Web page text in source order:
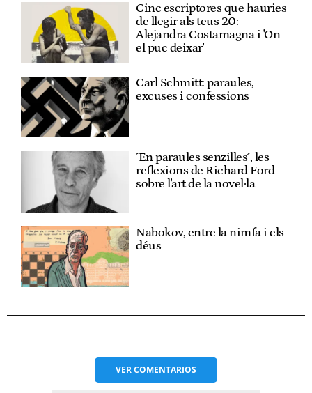
Cinc escriptores que hauries
de llegir als teus 20:
Alejandra Costamagna i 'On
el puc deixar'
Carl Schmitt: paraules,
excuses i confessions
´En paraules senzilles´, les
reflexions de Richard Ford
sobre l'art de la novel·la
Nabokov, entre la nimfa i els
déus
VERCOMENTARIOS